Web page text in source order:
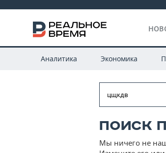
Аналитика Экономика
Поиск
Мы ничего не